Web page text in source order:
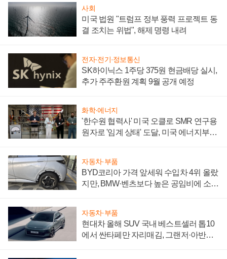
사회
미국 법원 "트럼프 정부 풍력 프로젝트 동
결 조치는 위법", 해제 명령 내려
전자·전기·정보통신
SK하이닉스 1주당 375원 현금배당 실시,
추가 주주환원 계획 9월 공개 예정
화학·에너지
'한수원 협력사' 미국 오클로 SMR 연구용
원자로 '임계 상태' 도달, 미국 에너지부
자동차·부품
BYD코리아 가격 앞세워 수입차 4위 올랐
지만, BMW·벤츠보다 높은 공임비에 소비
자동차·부품
현대차 올해 SUV 국내 베스트셀러 톱10
에서 싼타페만 자리매김, 그랜저·아반떼